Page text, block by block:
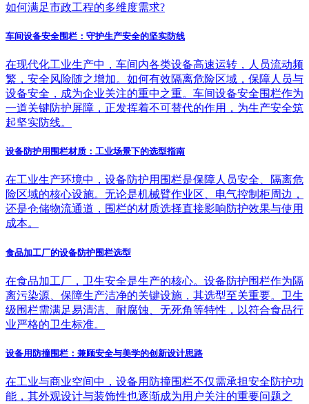
如何满足市政工程的多维度需求?
车间设备安全围栏：守护生产安全的坚实防线
在现代化工业生产中，车间内各类设备高速运转，人员流动频
繁，安全风险随之增加。如何有效隔离危险区域，保障人员与
设备安全，成为企业关注的重中之重。车间设备安全围栏作为
一道关键防护屏障，正发挥着不可替代的作用，为生产安全筑
起坚实防线。
设备防护用围栏材质：工业场景下的选型指南
在工业生产环境中，设备防护用围栏是保障人员安全、隔离危
险区域的核心设施。无论是机械臂作业区、电气控制柜周边，
还是仓储物流通道，围栏的材质选择直接影响防护效果与使用
成本。
食品加工厂的设备防护围栏选型
在食品加工厂，卫生安全是生产的核心。设备防护围栏作为隔
离污染源、保障生产洁净的关键设施，其选型至关重要。卫生
级围栏需满足易清洁、耐腐蚀、无死角等特性，以符合食品行
业严格的卫生标准。
设备用防撞围栏：兼顾安全与美学的创新设计思路
在工业与商业空间中，设备用防撞围栏不仅需承担安全防护功
能，其外观设计与装饰性也逐渐成为用户关注的重要问题之